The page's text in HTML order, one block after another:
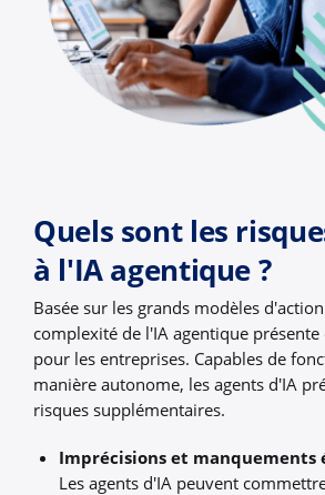
Quels sont les
à l'IA agentique ?
Basée sur les grands modèles
complexité de l'IA agentique
pour les entreprises. Capables de
manière autonome, les agents d'IA
risques supplémentaires.
Imprécisions et manquements
Les agents d'IA peuvent